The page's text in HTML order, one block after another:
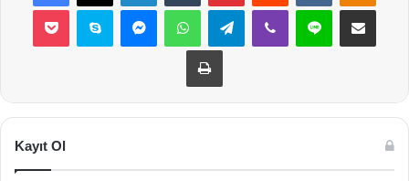
Pocket Skype MessengerWhatsAppTelegramViber Line E-Posta ile
Yazdır
Kayıt Ol